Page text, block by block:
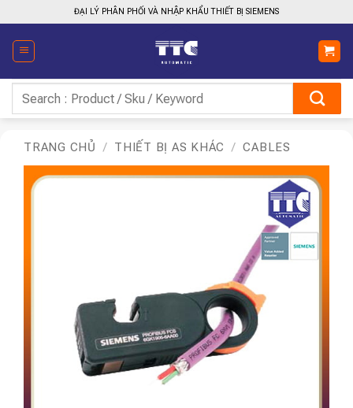
qua
nội
dung
ĐẠI LÝ PHÂN PHỐI VÀ NHẬP KHẨU THIẾT BỊ SIEMENS
kiếm:
TRANG CHỦ / THIẾT BỊ AS KHÁC / CABLES